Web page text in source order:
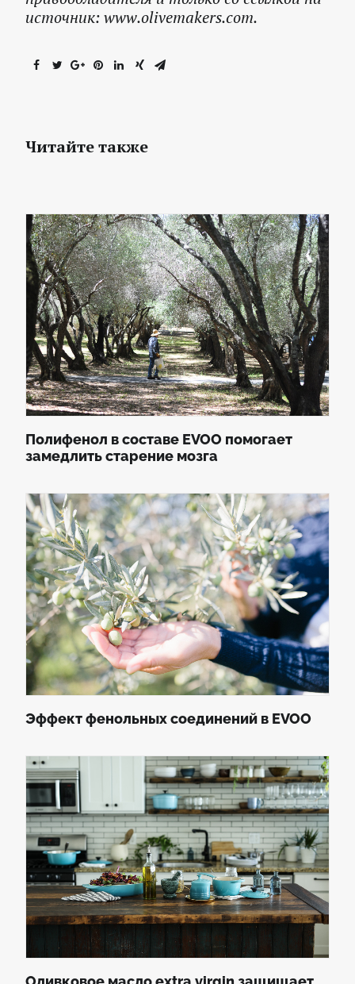
источник: www.olivemakers.com.
Читайте также
Полифенол в составе EVOO помогает
замедлить старение мозга
Эффект фенольных соединений в EVOO